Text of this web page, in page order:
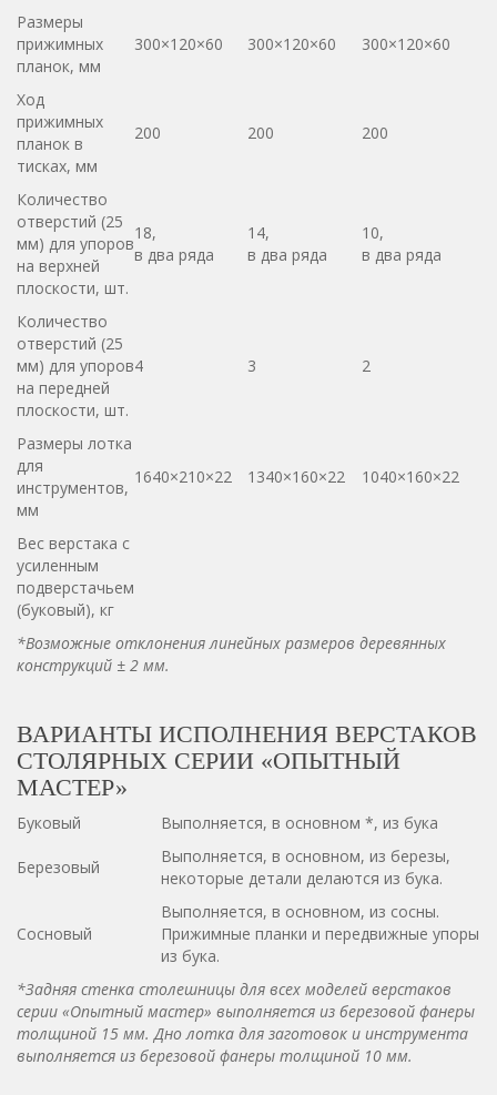
Размеры
прижимных
планок, мм
300×120×60 300×120×60 300×120×60
Ход
прижимных
планок в
тисках, мм
200 200 200
Количество
отверстий (25
мм) для упоров
на верхней
плоскости, шт.
18,
в два ряда
14,
в два ряда
10,
в два ряда
Количество
отверстий (25
мм) для упоров
на передней
плоскости, шт.
4 3 2
Размеры лотка
для
инструментов,
мм
1640×210×22 1340×160×22 1040×160×22
Вес верстака с
усиленным
подверстачьем
(буковый), кг
*Возможные отклонения линейных размеров деревянных
конструкций ± 2 мм.
ВАРИАНТЫ ИСПОЛНЕНИЯ ВЕРСТАКОВ
СТОЛЯРНЫХ СЕРИИ «ОПЫТНЫЙ
МАСТЕР»
Буковый Выполняется, в основном *, из бука
Березовый
Выполняется, в основном, из березы,
некоторые детали делаются из бука.
Сосновый
Выполняется, в основном, из сосны.
Прижимные планки и передвижные упоры
из бука.
*Задняя стенка столешницы для всех моделей верстаков
серии «Опытный мастер» выполняется из березовой фанеры
толщиной 15 мм. Дно лотка для заготовок и инструмента
выполняется из березовой фанеры толщиной 10 мм.